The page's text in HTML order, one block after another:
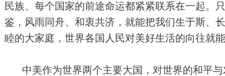
民族、每个国家的前途命运都紧紧联系在一起。
鉴，风雨同舟、和衷共济，就能把我们生于斯、
睦的大家庭，世界各国人民对美好生活的向往就
中美作为世界两个主要大国，对世界的和平与